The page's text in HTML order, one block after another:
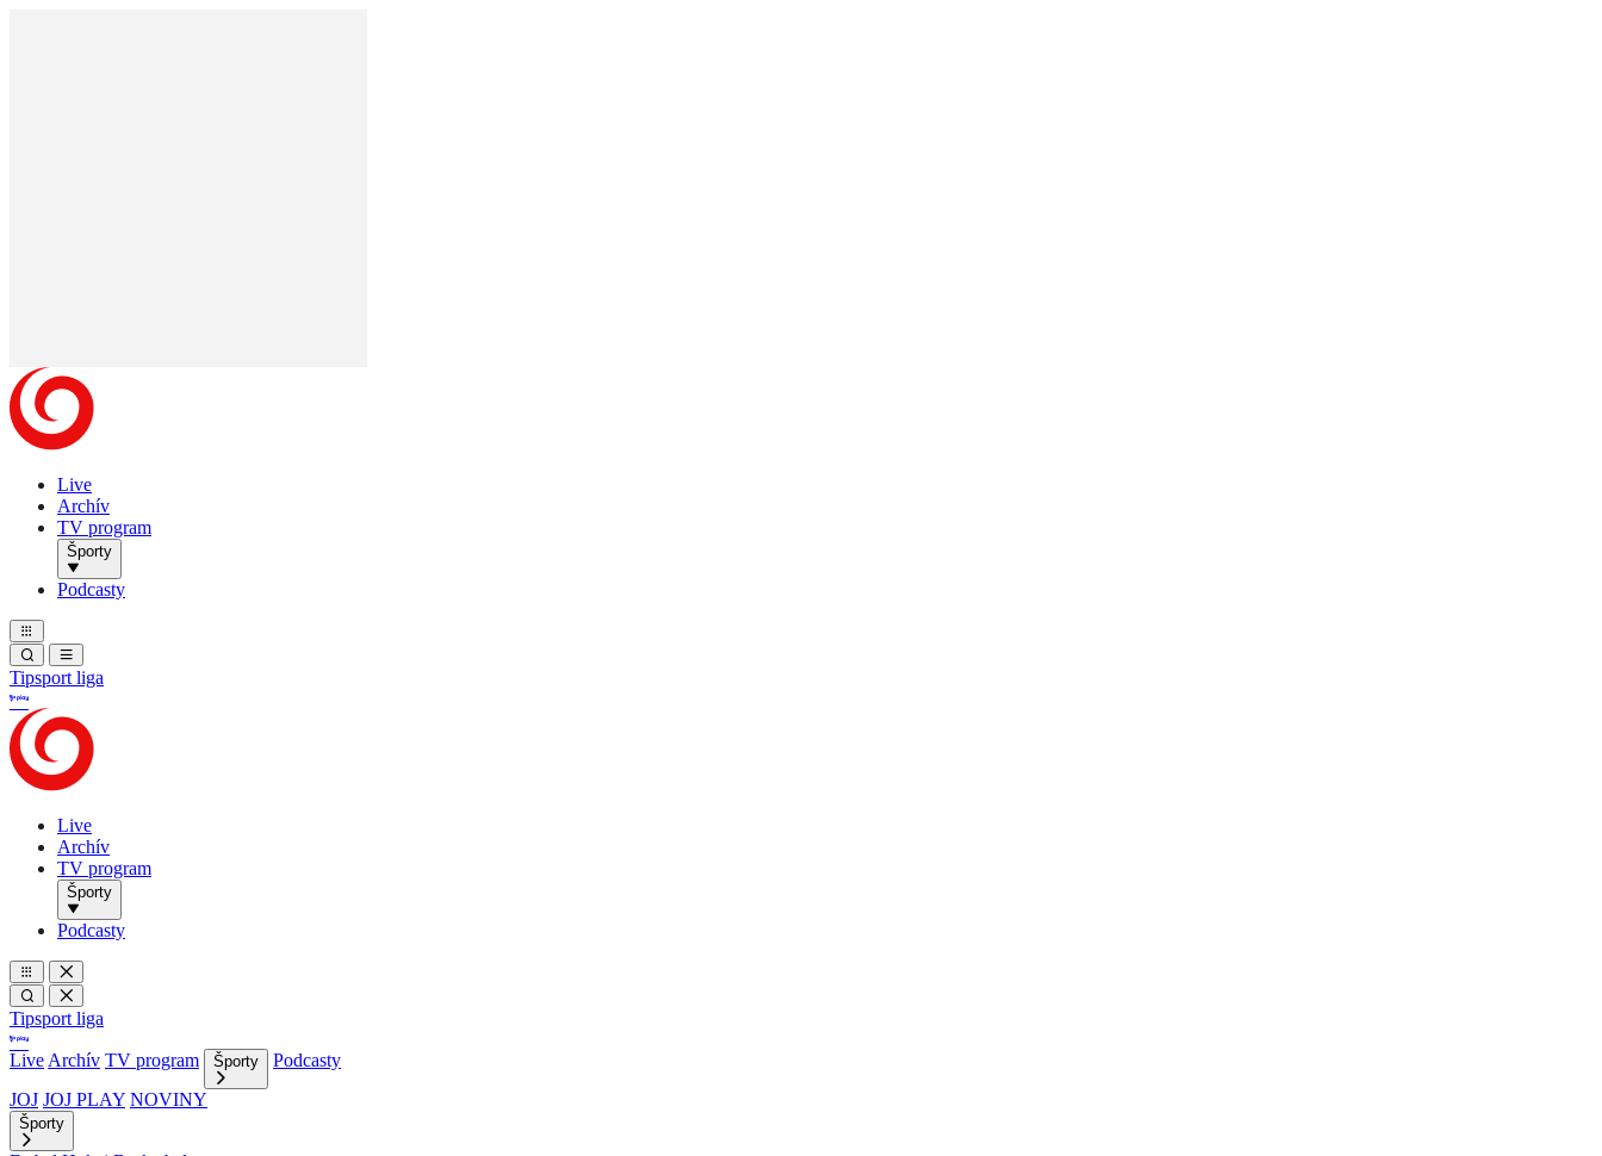
Live
Archív
TV program
Športy
Podcasty
Tipsport liga
Live
Archív
TV program
Športy
Podcasty
Tipsport liga
Live Archív TV program Športy
Podcasty
JOJ JOJ PLAY NOVINY
Športy